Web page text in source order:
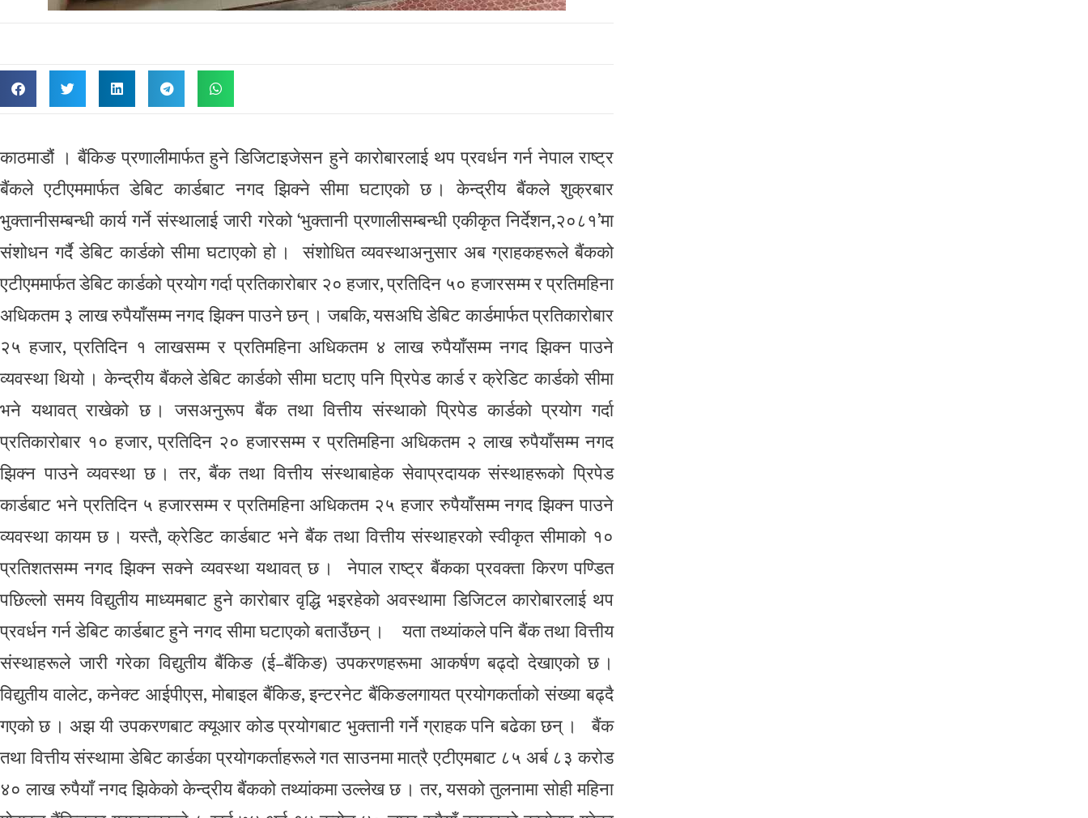
काठमाडौं । बैंकिङ प्रणालीमार्फत हुने डिजिटाइजेसन हुने कारोबारलाई थप प्रवर्धन गर्न नेपाल राष्ट्र
बैंकले एटीएममार्फत डेबिट कार्डबाट नगद झिक्ने सीमा घटाएको छ । केन्द्रीय बैंकले शुक्रबार
भुक्तानीसम्बन्धी कार्य गर्ने संस्थालाई जारी गरेको ‘भुक्तानी प्रणालीसम्बन्धी एकीकृत निर्देशन,२०८१’मा
संशोधन गर्दै डेबिट कार्डको सीमा घटाएको हो । संशोधित व्यवस्थाअनुसार अब ग्राहकहरूले बैंकको
एटीएममार्फत डेबिट कार्डको प्रयोग गर्दा प्रतिकारोबार २० हजार, प्रतिदिन ५० हजारसम्म र प्रतिमहिना
अधिकतम ३ लाख रुपैयाँसम्म नगद झिक्न पाउने छन् । जबकि, यसअघि डेबिट कार्डमार्फत प्रतिकारोबार
२५ हजार, प्रतिदिन १ लाखसम्म र प्रतिमहिना अधिकतम ४ लाख रुपैयाँसम्म नगद झिक्न पाउने
व्यवस्था थियो । केन्द्रीय बैंकले डेबिट कार्डको सीमा घटाए पनि प्रिपेड कार्ड र क्रेडिट कार्डको सीमा
भने यथावत् राखेको छ । जसअनुरूप बैंक तथा वित्तीय संस्थाको प्रिपेड कार्डको प्रयोग गर्दा
प्रतिकारोबार १० हजार, प्रतिदिन २० हजारसम्म र प्रतिमहिना अधिकतम २ लाख रुपैयाँसम्म नगद
झिक्न पाउने व्यवस्था छ । तर, बैंक तथा वित्तीय संस्थाबाहेक सेवाप्रदायक संस्थाहरूको प्रिपेड
कार्डबाट भने प्रतिदिन ५ हजारसम्म र प्रतिमहिना अधिकतम २५ हजार रुपैयाँसम्म नगद झिक्न पाउने
व्यवस्था कायम छ । यस्तै, क्रेडिट कार्डबाट भने बैंक तथा वित्तीय संस्थाहरको स्वीकृत सीमाको १०
प्रतिशतसम्म नगद झिक्न सक्ने व्यवस्था यथावत् छ । नेपाल राष्ट्र बैंकका प्रवक्ता किरण पण्डित
पछिल्लो समय विद्युतीय माध्यमबाट हुने कारोबार वृद्धि भइरहेको अवस्थामा डिजिटल कारोबारलाई थप
प्रवर्धन गर्न डेबिट कार्डबाट हुने नगद सीमा घटाएको बताउँछन् । यता तथ्यांकले पनि बैंक तथा वित्तीय
संस्थाहरूले जारी गरेका विद्युतीय बैंकिङ (ई–बैंकिङ) उपकरणहरूमा आकर्षण बढ्दो देखाएको छ ।
विद्युतीय वालेट, कनेक्ट आईपीएस, मोबाइल बैंकिङ, इन्टरनेट बैंकिङलगायत प्रयोगकर्ताको संख्या बढ्दै
गएको छ । अझ यी उपकरणबाट क्यूआर कोड प्रयोगबाट भुक्तानी गर्ने ग्राहक पनि बढेका छन् । बैंक
तथा वित्तीय संस्थामा डेबिट कार्डका प्रयोगकर्ताहरूले गत साउनमा मात्रै एटीएमबाट ८५ अर्ब ८३ करोड
४० लाख रुपैयाँ नगद झिकेको केन्द्रीय बैंकको तथ्यांकमा उल्लेख छ । तर, यसको तुलनामा सोही महिना